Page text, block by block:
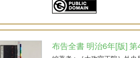
布告全書 明治6年[版] 第